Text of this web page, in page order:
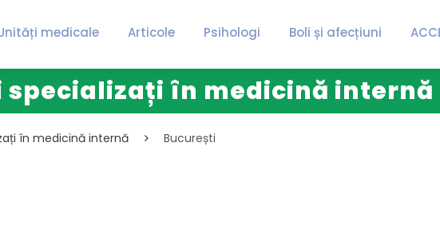
medicale Articole Psihologi Boli și afecțiuni
specializați în medicină
în medicină internă București